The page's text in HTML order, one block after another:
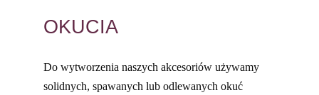
OKUCIA
Do wytworzenia naszych akcesoriów używamy
solidnych, spawanych lub odlewanych okuć